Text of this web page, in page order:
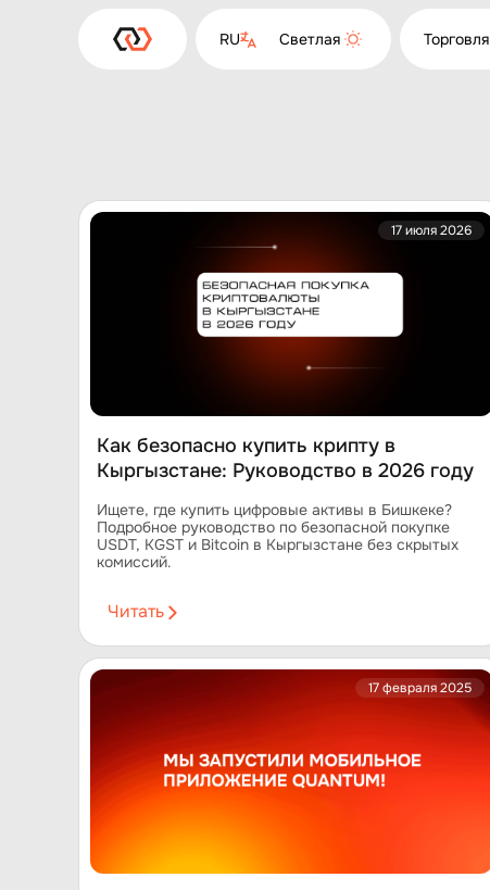
RU Светлая Торговля
17 июля 2026
Как безопасно купить крипту в
Кыргызстане: Руководство в 2026 году
Ищете, где купить цифровые активы в Бишкеке?
Подробное руководство по безопасной покупке
USDT, KGST и Bitcoin в Кыргызстане без скрытых
комиссий.
Читать
17 февраля 2025